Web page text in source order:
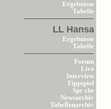
Ergebnisse
Tabelle
LL Hansa
Ergebnisse
Tabelle
Forum
Live
Interview
Tippspiel
Spr che
Newsarchiv
Tabellenarchiv